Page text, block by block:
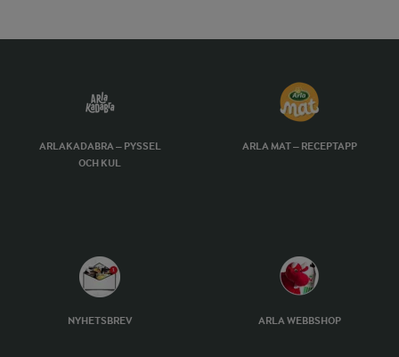
ARLAKADABRA – PYSSEL
OCH KUL
ARLA MAT – RECEPTAPP
NYHETSBREV ARLA WEBBSHOP